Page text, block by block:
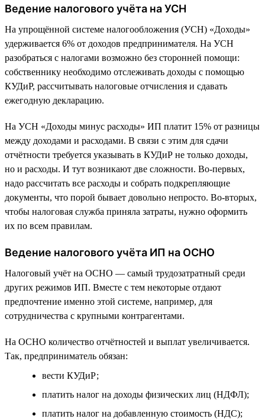
Ведение налогового учёта на УСН
На упрощённой системе налогообложения (УСН) «Доходы»
удерживается 6% от доходов предпринимателя. На УСН
разобраться с налогами возможно без сторонней помощи:
собственнику необходимо отслеживать доходы с помощью
КУДиР, рассчитывать налоговые отчисления и сдавать
ежегодную декларацию.
На УСН «Доходы минус расходы» ИП платит 15% от разницы
между доходами и расходами. В связи с этим для сдачи
отчётности требуется указывать в КУДиР не только доходы,
но и расходы. И тут возникают две сложности. Во-первых,
надо рассчитать все расходы и собрать подкрепляющие
документы, что порой бывает довольно непросто. Во-вторых,
чтобы налоговая служба приняла затраты, нужно оформить
их по всем правилам.
Ведение налогового учёта ИП на ОСНО
Налоговый учёт на ОСНО — самый трудозатратный среди
других режимов ИП. Вместе с тем некоторые отдают
предпочтение именно этой системе, например, для
сотрудничества с крупными контрагентами.
На ОСНО количество отчётностей и выплат увеличивается.
Так, предприниматель обязан:
вести КУДиР;
платить налог на доходы физических лиц (НДФЛ);
платить налог на добавленную стоимость (НДС);